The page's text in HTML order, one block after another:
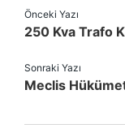
Önceki Yazı
250 Kva Trafo
Sonraki Yazı
Meclis